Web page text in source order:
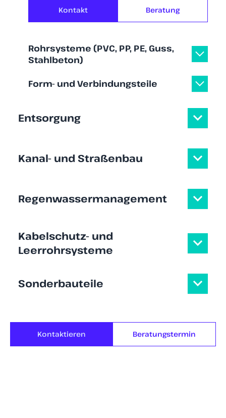
Kontakt Beratung
Rohrsysteme (PVC, PP, PE, Guss,
Stahlbeton)
Form- und Verbindungsteile
Entsorgung
Kanal- und Straßenbau
Regenwassermanagement
Kabelschutz- und
Leerrohrsysteme
Sonderbauteile
Kontaktieren Beratungstermin